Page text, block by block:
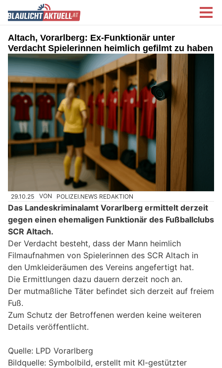
Altach, Vorarlberg: Ex-Funktionär unter
Verdacht Spielerinnen heimlich gefilmt zu haben
29.10.25 VON POLIZEI.NEWS REDAKTION
Das Landeskriminalamt Vorarlberg ermittelt derzeit
gegen einen ehemaligen Funktionär des Fußballclubs
SCR Altach.
Der Verdacht besteht, dass der Mann heimlich
Filmaufnahmen von Spielerinnen des SCR Altach in
den Umkleideräumen des Vereins angefertigt hat.
Die Ermittlungen dazu dauern derzeit noch an.
Der mutmaßliche Täter befindet sich derzeit auf freiem
Fuß.
Zum Schutz der Betroffenen werden keine weiteren
Details veröffentlicht.
Quelle: LPD Vorarlberg
Bildquelle: Symbolbild, erstellt mit KI-gestützter